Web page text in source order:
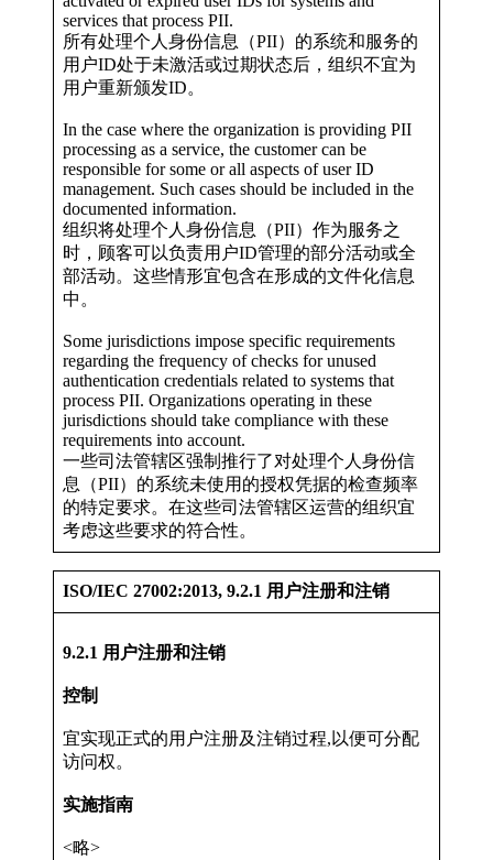
services that process PII.
所有处理个人身份信息（PII）的系统和服务的
用户ID处于未激活或过期状态后，组织不宜为
用户重新颁发ID。
In the case where the organization is providing PII
processing as a service, the customer can be
responsible for some or all aspects of user ID
management. Such cases should be included in the
documented information.
组织将处理个人身份信息（PII）作为服务之
时，顾客可以负责用户ID管理的部分活动或全
部活动。这些情形宜包含在形成的文件化信息
中。
Some jurisdictions impose specific requirements
regarding the frequency of checks for unused
authentication credentials related to systems that
process PII. Organizations operating in these
jurisdictions should take compliance with these
requirements into account.
一些司法管辖区强制推行了对处理个人身份信
息（PII）的系统未使用的授权凭据的检查频率
的特定要求。在这些司法管辖区运营的组织宜
考虑这些要求的符合性。
ISO/IEC 27002:2013, 9.2.1 用户注册和注销
9.2.1 用户注册和注销
控制
宜实现正式的用户注册及注销过程,以便可分配
访问权。
实施指南
<略>